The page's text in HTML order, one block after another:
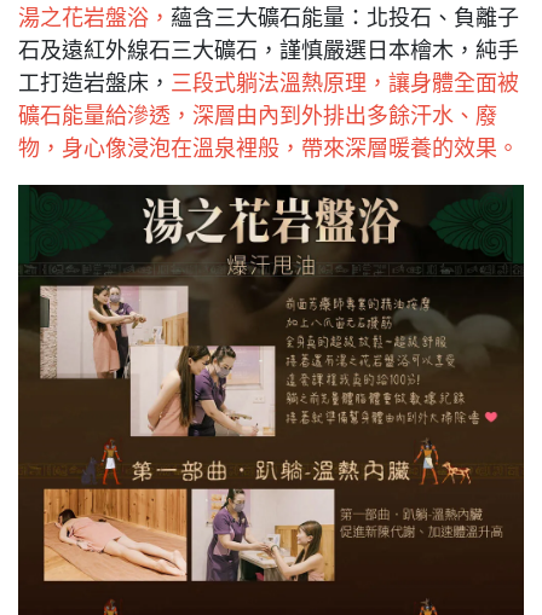
湯之花岩盤浴， 蘊含三大礦石能量：北投石、負離子
石及遠紅外線石三大礦石，謹慎嚴選日本檜木，純手
工打造岩盤床， 三段式躺法溫熱原理，讓身體全面被
礦石能量給滲透，深層由內到外排出多餘汗水、廢
物，身心像浸泡在溫泉裡般，帶來深層暖養的效果。